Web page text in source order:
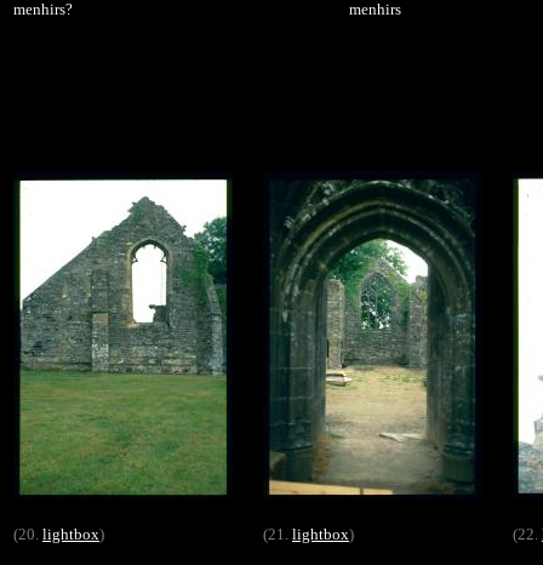
menhirs?
menhirs
(20. lightbox)
(21. lightbox)
(22.